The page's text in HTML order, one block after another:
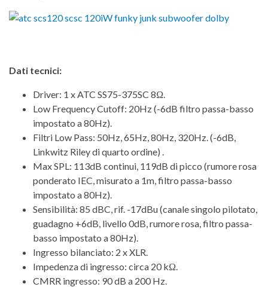
Dati tecnici:
Driver: 1 x ATC SS75-375SC 8Ω.
Low Frequency Cutoff: 20Hz (-6dB filtro passa-basso
impostato a 80Hz).
Filtri Low Pass: 50Hz, 65Hz, 80Hz, 320Hz. (-6dB,
Linkwitz Riley di quarto ordine) .
Max SPL: 113dB continui, 119dB di picco (rumore rosa
ponderato IEC, misurato a 1m, filtro passa-basso
impostato a 80Hz).
Sensibilità: 85 dBC, rif. -17dBu (canale singolo pilotato,
guadagno +6dB, livello 0dB, rumore rosa, filtro passa-
basso impostato a 80Hz).
Ingresso bilanciato: 2 x XLR.
Impedenza di ingresso: circa 20 kΩ.
CMRR ingresso: 90 dB a 200 Hz.